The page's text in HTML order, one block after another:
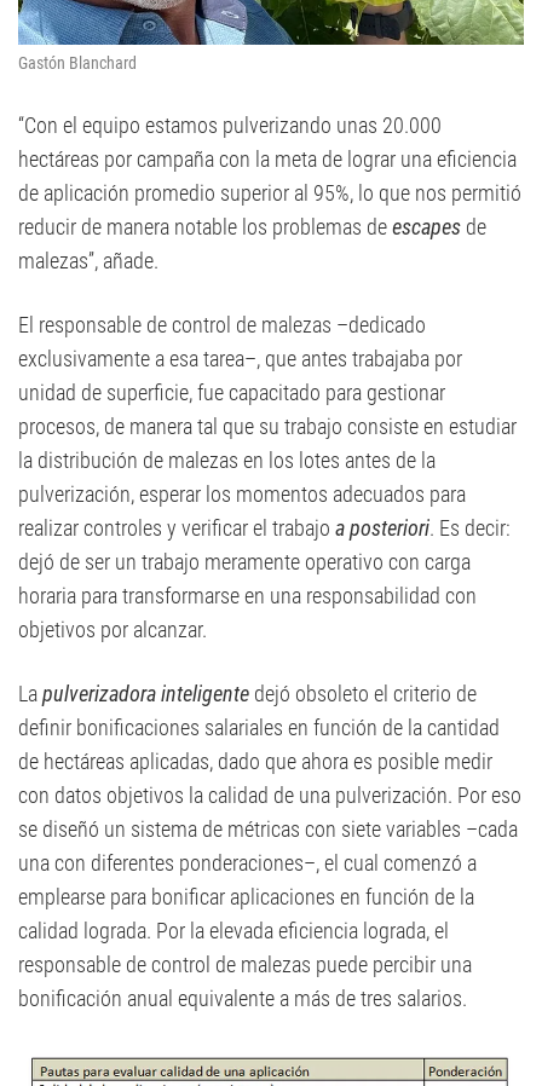
Gastón Blanchard
“Con el equipo estamos pulverizando unas 20.000
hectáreas por campaña con la meta de lograr una eficiencia
de aplicación promedio superior al 95%, lo que nos permitió
reducir de manera notable los problemas deescapes de
malezas”, añade.
El responsable de control de malezas –dedicado
exclusivamente a esa tarea–, que antes trabajaba por
unidad de superficie, fue capacitado para gestionar
procesos, de manera tal que su trabajo consiste en estudiar
la distribución de malezas en los lotes antes de la
pulverización, esperar los momentos adecuados para
realizar controles y verificar el trabajo a posteriori. Es decir:
dejó de ser un trabajo meramente operativo con carga
horaria para transformarse en una responsabilidad con
objetivos por alcanzar.
Lapulverizadora inteligente dejó obsoleto el criterio de
definir bonificaciones salariales en función de la cantidad
de hectáreas aplicadas, dado que ahora es posible medir
con datos objetivos la calidad de una pulverización. Por eso
se diseñó un sistema de métricas con siete variables –cada
una con diferentes ponderaciones–, el cual comenzó a
emplearse para bonificar aplicaciones en función de la
calidad lograda. Por la elevada eficiencia lograda, el
responsable de control de malezas puede percibir una
bonificación anual equivalente a más de tres salarios.